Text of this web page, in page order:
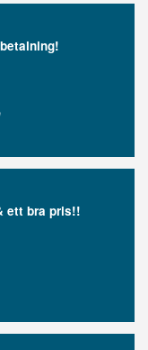
ett bra pris!!